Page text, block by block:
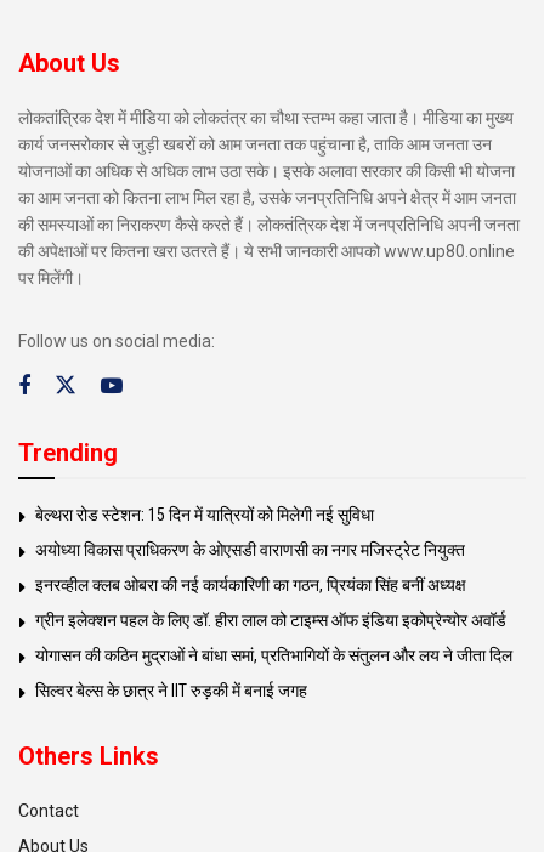
About Us
लोकतांत्रिक देश में मीडिया को लोकतंत्र का चौथा स्तम्भ कहा जाता है। मीडिया का मुख्य
कार्य जनसरोकार से जुड़ी खबरों को आम जनता तक पहुंचाना है, ताकि आम जनता उन
योजनाओं का अधिक से अधिक लाभ उठा सके। इसके अलावा सरकार की किसी भी योजना
का आम जनता को कितना लाभ मिल रहा है, उसके जनप्रतिनिधि अपने क्षेत्र में आम जनता
की समस्याओं का निराकरण कैसे करते हैं। लोकतंत्रिक देश में जनप्रतिनिधि अपनी जनता
की अपेक्षाओं पर कितना खरा उतरते हैं। ये सभी जानकारी आपको www.up80.online
पर मिलेंगी।
Follow us on social media:
Trending
बेल्थरा रोड स्टेशन: 15 दिन में यात्रियों को मिलेगी नई सुविधा
अयोध्या विकास प्राधिकरण के ओएसडी वाराणसी का नगर मजिस्ट्रेट नियुक्त
इनरव्हील क्लब ओबरा की नई कार्यकारिणी का गठन, प्रियंका सिंह बनीं अध्यक्ष
ग्रीन इलेक्शन पहल के लिए डॉ. हीरा लाल को टाइम्स ऑफ इंडिया इकोप्रेन्योर अवॉर्ड
योगासन की कठिन मुद्राओं ने बांधा समां, प्रतिभागियों के संतुलन और लय ने जीता दिल
सिल्वर बेल्स के छात्र ने IIT रुड़की में बनाई जगह
Others Links
Contact
About Us